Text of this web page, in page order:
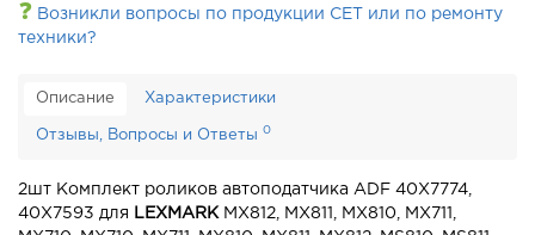
❓ Возникли вопросы по продукции CET или по ремонту
техники?
Описание Характеристики
Отзывы, Вопросы и Ответы 0
2шт Комплект роликов автоподатчика ADF 40X7774,
40X7593 для
LEXMARK MX812, MX811, MX810, MX711,